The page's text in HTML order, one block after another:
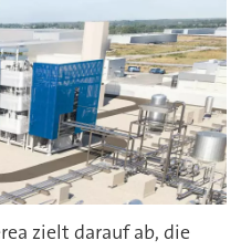
zielt darauf ab, die